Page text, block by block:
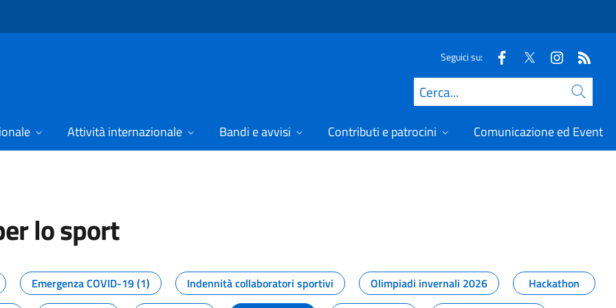
Seguici su:
Cerca
Attività internazionale Bandi e avvisi Contributi e patrocini Comunicazione ed Eventi
lo sport
dal Dipartimento per lo sport
Emergenza COVID-19 (1) Indennità collaboratori sportivi Olimpiadi invernali 2026
Hackathon